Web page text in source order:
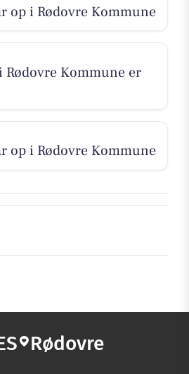
op i Rødovre Kommune
Kommune er
op i Rødovre Kommune
Rødovre